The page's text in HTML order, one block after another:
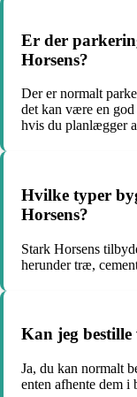
Er der
Horsens?
Der er normalt
det kan være en
hvis du planlægger
Hvilke typer
Horsens?
Stark Horsens
herunder træ,
Kan jeg
Ja, du kan normalt
enten afhente dem i